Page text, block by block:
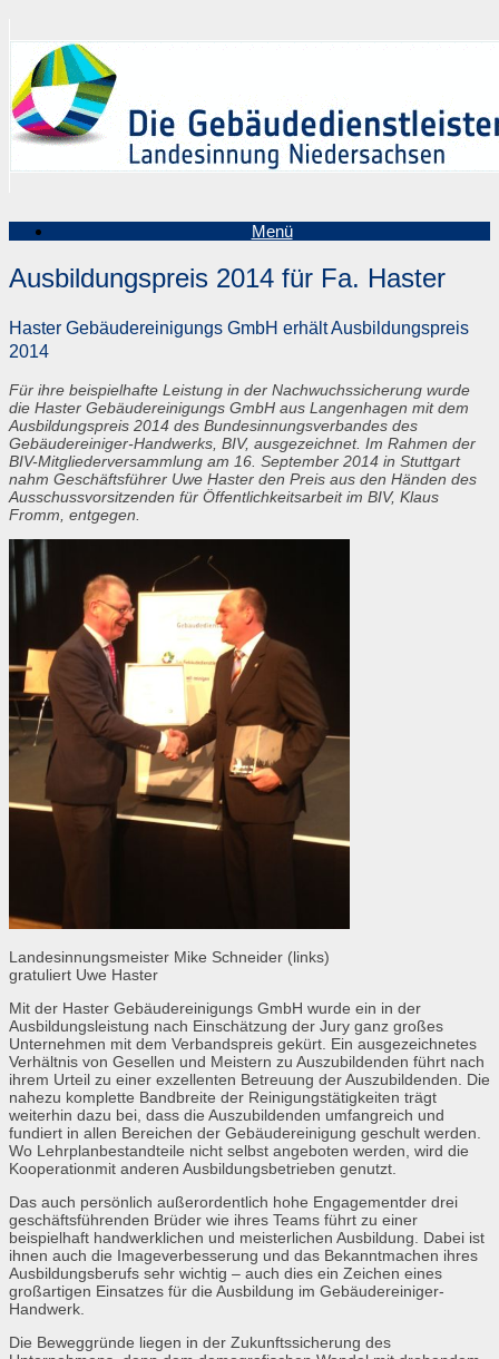
Inhalt
springen
Menü
Ausbildungspreis 2014 für Fa. Haster
Haster Gebäudereinigungs GmbH erhält Ausbildungspreis
2014
Für ihre beispielhafte Leistung in der Nachwuchssicherung wurde
die Haster Gebäudereinigungs GmbH aus Langenhagen mit dem
Ausbildungspreis 2014 des Bundesinnungsverbandes des
Gebäudereiniger-Handwerks, BIV, ausgezeichnet. Im Rahmen der
BIV-Mitgliederversammlung am 16. September 2014 in Stuttgart
nahm Geschäftsführer Uwe Haster den Preis aus den Händen des
Ausschussvorsitzenden für Öffentlichkeitsarbeit im BIV, Klaus
Fromm, entgegen.
Landesinnungsmeister Mike Schneider (links)
gratuliert Uwe Haster
Mit der Haster Gebäudereinigungs GmbH wurde ein in der
Ausbildungsleistung nach Einschätzung der Jury ganz großes
Unternehmen mit dem Verbandspreis gekürt. Ein ausgezeichnetes
Verhältnis von Gesellen und Meistern zu Auszubildenden führt nach
ihrem Urteil zu einer exzellenten Betreuung der Auszubildenden. Die
nahezu komplette Bandbreite der Reinigungstätigkeiten trägt
weiterhin dazu bei, dass die Auszubildenden umfangreich und
fundiert in allen Bereichen der Gebäudereinigung geschult werden.
Wo Lehrplanbestandteile nicht selbst angeboten werden, wird die
Kooperationmit anderen Ausbildungsbetrieben genutzt.
Das auch persönlich außerordentlich hohe Engagementder drei
geschäftsführenden Brüder wie ihres Teams führt zu einer
beispielhaft handwerklichen und meisterlichen Ausbildung. Dabei ist
ihnen auch die Imageverbesserung und das Bekanntmachen ihres
Ausbildungsberufs sehr wichtig – auch dies ein Zeichen eines
großartigen Einsatzes für die Ausbildung im Gebäudereiniger-
Handwerk.
Die Beweggründe liegen in der Zukunftssicherung des